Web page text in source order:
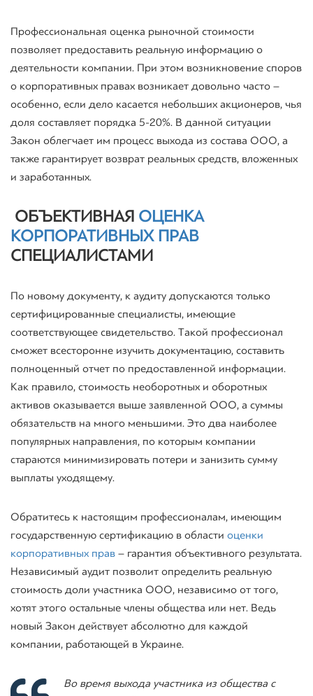
Профессиональная оценка рыночной стоимости
позволяет предоставить реальную информацию о
деятельности компании. При этом возникновение споров
о корпоративных правах возникает довольно часто –
особенно, если дело касается небольших акционеров, чья
доля составляет порядка 5-20%. В данной ситуации
Закон облегчает им процесс выхода из состава ООО, а
также гарантирует возврат реальных средств, вложенных
и заработанных.
ОБЪЕКТИВНАЯ ОЦЕНКА
КОРПОРАТИВНЫХ ПРАВ
СПЕЦИАЛИСТАМИ
По новому документу, к аудиту допускаются только
сертифицированные специалисты, имеющие
соответствующее свидетельство. Такой профессионал
сможет всесторонне изучить документацию, составить
полноценный отчет по предоставленной информации.
Как правило, стоимость необоротных и оборотных
активов оказывается выше заявленной ООО, а суммы
обязательств на много меньшими. Это два наиболее
популярных направления, по которым компании
стараются минимизировать потери и занизить сумму
выплаты уходящему.
Обратитесь к настоящим профессионалам, имеющим
государственную сертификацию в области оценки
корпоративных прав – гарантия объективного результата.
Независимый аудит позволит определить реальную
стоимость доли участника ООО, независимо от того,
хотят этого остальные члены общества или нет. Ведь
новый Закон действует абсолютно для каждой
компании, работающей в Украине.
Во время выхода участника из общества с